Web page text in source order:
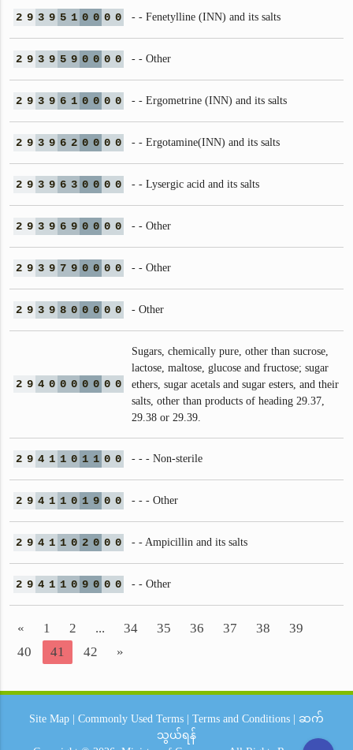
2 9 3 9 5 1 0 0 0 0 - - Fenetylline (INN) and its salts
2 9 3 9 5 9 0 0 0 0 - - Other
2 9 3 9 6 1 0 0 0 0 - - Ergometrine (INN) and its salts
2 9 3 9 6 2 0 0 0 0 - - Ergotamine(INN) and its salts
2 9 3 9 6 3 0 0 0 0 - - Lysergic acid and its salts
2 9 3 9 6 9 0 0 0 0 - - Other
2 9 3 9 7 9 0 0 0 0 - - Other
2 9 3 9 8 0 0 0 0 0 - Other
2 9 4 0 0 0 0 0 0 0
Sugars, chemically pure, other than sucrose,
lactose, maltose, glucose and fructose; sugar
ethers, sugar acetals and sugar esters, and their
salts, other than products of heading 29.37,
29.38 or 29.39.
2 9 4 1 1 0 1 1 0 0 - - - Non-sterile
2 9 4 1 1 0 1 9 0 0 - - - Other
2 9 4 1 1 0 2 0 0 0 - - Ampicillin and its salts
2 9 4 1 1 0 9 0 0 0 - - Other
« 1 2 ... 34 35 36 37 38
39
40
41 42 »
Site Map Commonly Used Terms Terms and Conditions
ဆက်
သွယ်ရန်